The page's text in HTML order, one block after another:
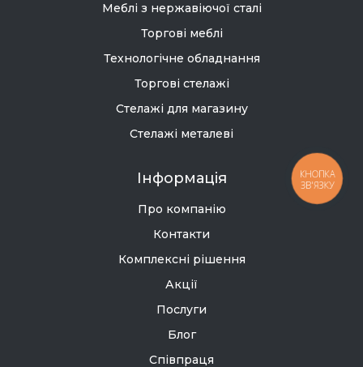
Меблі з нержавіючої сталі
Торгові меблі
Технологічне обладнання
Торгові стелажі
Стелажі для магазину
Стелажі металеві
Інформація
Про компанію
Контакти
Комплексні рішення
Акції
Послуги
Блог
Співпраця
КНОПКА
ЗВ'ЯЗКУ